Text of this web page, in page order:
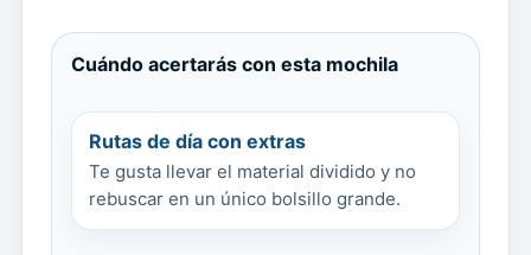
Cuándo acertarás con esta mochila
Rutas de día con extras
Te gusta llevar el material dividido y no
rebuscar en un único bolsillo grande.